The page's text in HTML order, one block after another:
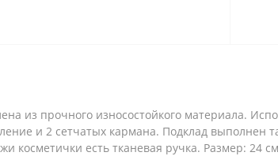
из прочного износостойкого материала.
и 2 сетчатых кармана. Подклад выполнен
косметички есть тканевая ручка. Размер: 24